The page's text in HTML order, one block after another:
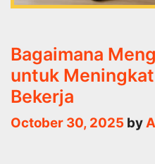
Bagaimana
untuk
Bekerja
October 30, 2025 by